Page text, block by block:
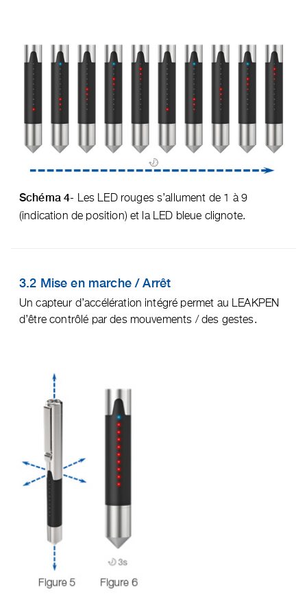
Schéma 4- Les LED rouges s’allument de 1 à 9
(indication de position) et la LED bleue clignote.
3.2 Mise en marche / Arrêt
Un capteur d’accélération intégré permet au LEAKPEN
d’être contrôlé par des mouvements / des gestes.